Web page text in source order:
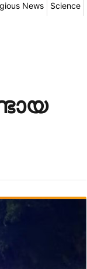
News Science